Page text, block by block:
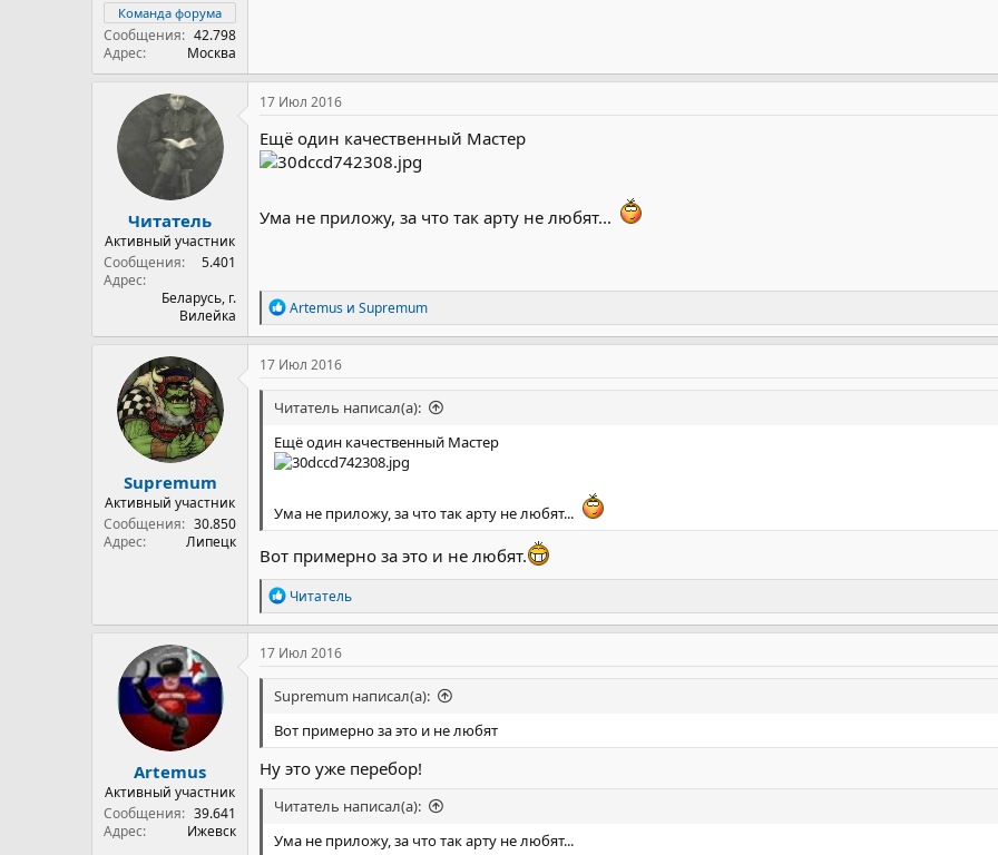
Команда форума
Сообщения
42.798
Адрес
Москва
Читатель
Активный участник
Сообщения
5.401
Адрес
Беларусь, г.
Вилейка
17 Июл 2016
Ещё один качественный Мастер
Ума не приложу, за что так арту не любят...
Р
е
а
к
и
Artemus и Supremum
Supremum
Активный участник
Сообщения
30.850
Адрес
Липецк
17 Июл 2016
Читатель написал(а):
Ещё один качественный Мастер
Ума не приложу, за что так арту не любят...
Вот примерно за это и не любят.
Р
е
а
к
и
Читатель
Artemus
Активный участник
Сообщения
39.641
Адрес
Ижевск
17 Июл 2016
Supremum написал(а):
Вот примерно за это и не любят
Ну это уже перебор!
Читатель написал(а):
Ума не приложу, за что так арту не любят...